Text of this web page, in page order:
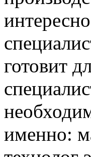
готовит
именно: